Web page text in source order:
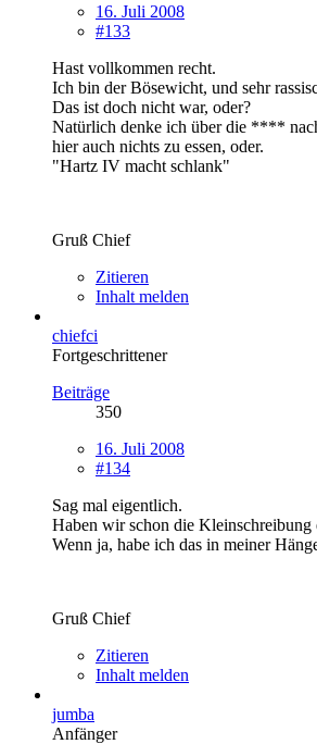
16. Juli 2008
#133
Hast vollkommen recht.
Ich bin der Bösewicht, und sehr
Das ist doch nicht war, oder?
Natürlich denke ich über die ****
hier auch nichts zu essen, oder.
"Hartz IV macht schlank"
Gruß Chief
Zitieren
Inhalt melden
chiefci
Fortgeschrittener
Beiträge
350
16. Juli 2008
#134
Sag mal eigentlich.
Haben wir schon die Kleinschreibung
Wenn ja, habe ich das in meiner
Gruß Chief
Zitieren
Inhalt melden
jumba
Anfänger